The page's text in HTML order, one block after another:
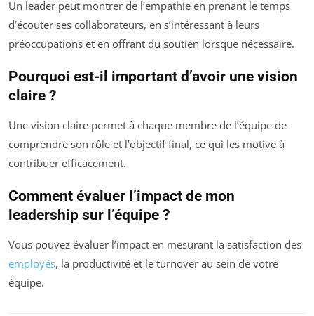
Un leader peut montrer de l’empathie en prenant le temps
d’écouter ses collaborateurs, en s’intéressant à leurs
préoccupations et en offrant du soutien lorsque nécessaire.
Pourquoi est-il important d’avoir une vision
claire ?
Une vision claire permet à chaque membre de l’équipe de
comprendre son rôle et l’objectif final, ce qui les motive à
contribuer efficacement.
Comment évaluer l’impact de mon
leadership sur l’équipe ?
Vous pouvez évaluer l’impact en mesurant la satisfaction des
employés, la productivité et le turnover au sein de votre
équipe.